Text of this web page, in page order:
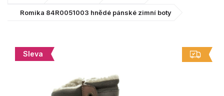
Romika 84R0051003 hnědé pánské zimní boty
Sleva